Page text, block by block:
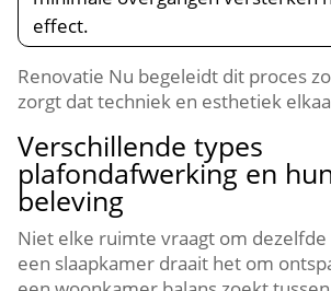
effect.​
Renovatie Nu begeleidt dit proces
zorgt dat techniek en esthetiek
Verschillende types
plafondafwerking en
beleving
Niet elke ruimte vraagt om dezelfde
een slaapkamer draait het om